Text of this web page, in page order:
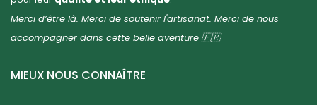
Merci d’être là. Merci de soutenir l'artisanat. Merci de nous
accompagner dans cette belle aventure 🇫🇷
MIEUX NOUS CONNAÎTRE